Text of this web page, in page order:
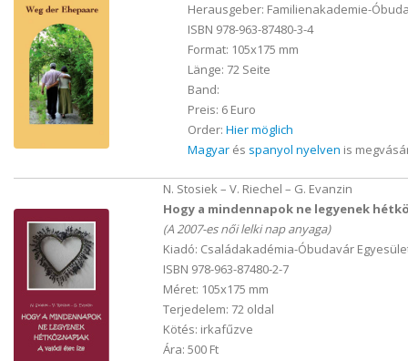
Herausgeber: Familienakademie-
ISBN 978-963-87480-3-4
Format: 105x175 mm
Länge: 72 Seite
Band:
Preis: 6 Euro
Order: Hier möglich
Magyar és spanyol nyelven is
N. Stosiek – V. Riechel – G. Evanzin
Hogy a mindennapok ne legyenek
(A 2007-es női lelki nap anyaga)
Kiadó: Családakadémia-Óbudavár
ISBN 978-963-87480-2-7
Méret: 105x175 mm
Terjedelem: 72 oldal
Kötés: irkafűzve
Ára: 500 Ft